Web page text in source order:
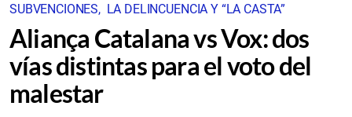
SUBVENCIONES, LA DELINCUENCIA Y “LA CASTA”
Aliança Catalana vs Vox: dos
vías distintas para el voto del
malestar